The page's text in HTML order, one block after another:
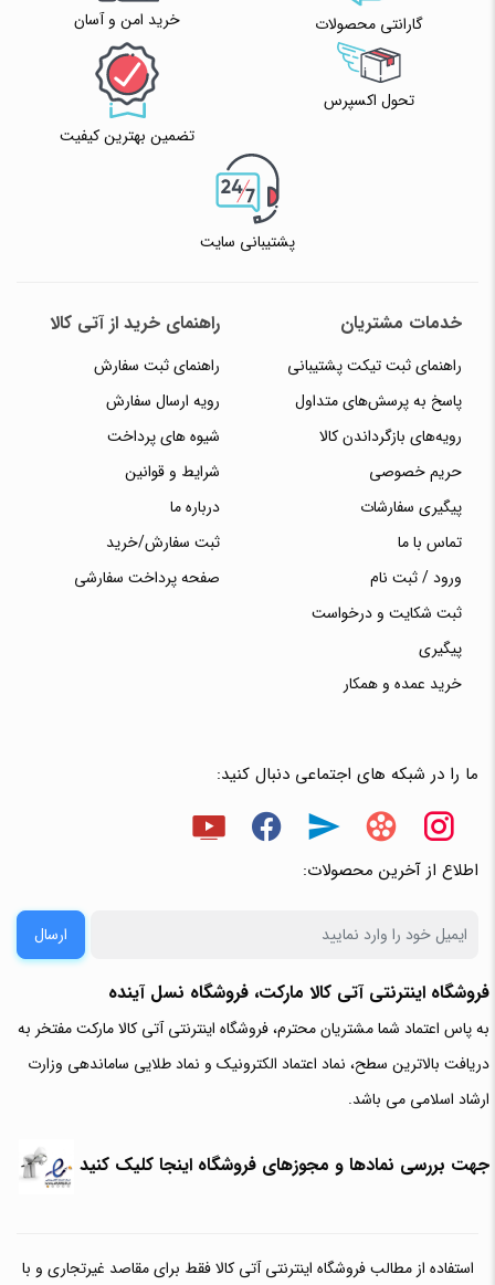
گارانتی محصولات خرید امن و آسان
تحول اکسپرس
تضمین بهترین کیفیت
پشتیبانی سایت
خدمات مشتریان
راهنمای ثبت تیکت پشتیبانی
پاسخ به پرسش‌های متداول
رویه‌های بازگرداندن کالا
حریم خصوصی
پیگیری سفارشات
تماس با ما
ورود / ثبت نام
ثبت شکایت و درخواست
پیگیری
خرید عمده و همکار
راهنمای خرید از آتی کالا
راهنمای ثبت سفارش
رویه ارسال سفارش
شیوه های پرداخت
شرایط و قوانین
درباره ما
ثبت سفارش/خرید
صفحه پرداخت سفارشی
ما را در شبکه های اجتماعی دنبال کنید:
اطلاع از آخرین محصولات:
ارسال
فروشگاه اینترنتی آتی‌ کالا مارکت، فروشگاه نسل آینده
به پاس اعتماد شما مشتریان محترم، فروشگاه اینترنتی آتی کالا مارکت مفتخر به
دریافت بالاترین سطح، نماد اعتماد الکترونیک و نماد طلایی ساماندهی وزارت
ارشاد اسلامی می باشد.
جهت بررسی نمادها و مجوزهای فروشگاه اینجا کلیک کنید
استفاده از مطالب فروشگاه اینترنتی آتی کالا فقط برای مقاصد غیرتجاری و با